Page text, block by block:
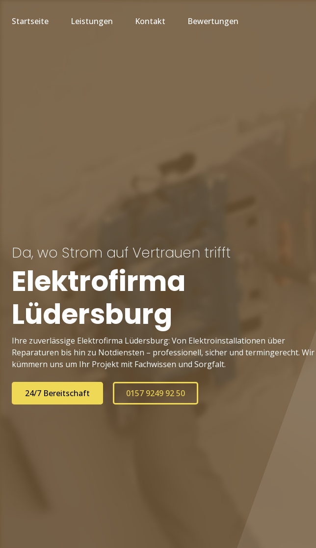
Startseite Leistungen Kontakt Bewertungen
Da, wo Strom auf Vertrauen trifft
Elektrofirma
Lüdersburg
Ihre zuverlässige Elektrofirma Lüdersburg: Von Elektroinstallationen über
Reparaturen bis hin zu Notdiensten – professionell, sicher und termingerecht. Wir
kümmern uns um Ihr Projekt mit Fachwissen und Sorgfalt.
24/7 Bereitschaft 0157 9249 92 50